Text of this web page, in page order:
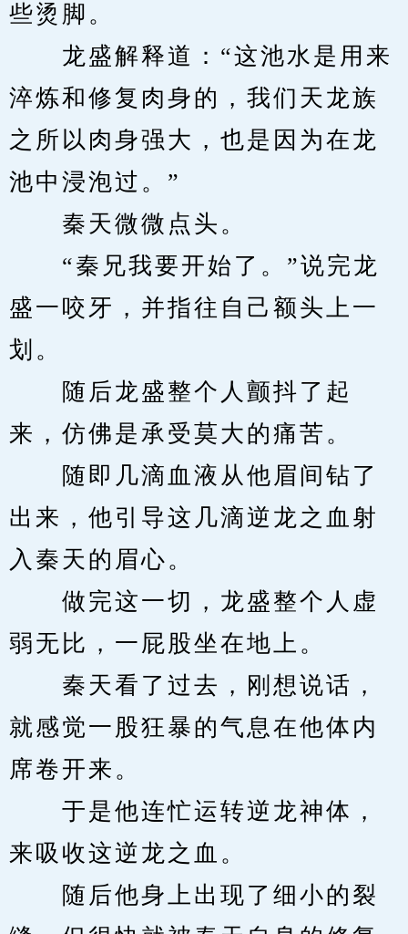
些烫脚。
龙盛解释道：“这池水是用来
淬炼和修复肉身的，我们天龙族
之所以肉身强大，也是因为在龙
池中浸泡过。”
秦天微微点头。
“秦兄我要开始了。”说完龙
盛一咬牙，并指往自己额头上一
划。
随后龙盛整个人颤抖了起
来，仿佛是承受莫大的痛苦。
随即几滴血液从他眉间钻了
出来，他引导这几滴逆龙之血射
入秦天的眉心。
做完这一切，龙盛整个人虚
弱无比，一屁股坐在地上。
秦天看了过去，刚想说话，
就感觉一股狂暴的气息在他体内
席卷开来。
于是他连忙运转逆龙神体，
来吸收这逆龙之血。
随后他身上出现了细小的裂